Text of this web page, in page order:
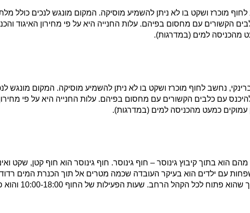
לחוף מוכרז ושקט בו לא ניתן להשמיע מוסיקה. המקום מונגש לנכים כולל
הקשורים עם מחסום בפיהם. עלות החנייה היא על פי מחירון האיגוד
מהכניסה למים (במדרגות).
ברינקי, נחשב לחוף מוכרז ושקט בו לא ניתן להשמיע מוסיקה. המקום מונגש
עם כלבים הקשורים עם מחסום בפיהם. עלות החנייה היא על פי מחירון
כמעט מהכניסה למים (במדרגות).
הוא בתוך קיבוץ גינוסר – חוף גינוסר. חוף גינוסר הוא חוף קטן, שקט
עם ילדים הוא בעיקר העובדה שכמה מטרים אל תוך הכנרת המים
הקהל הרחב. שעות הפעילות של החוף 10:00-18:00 והוא פתוח בחינם.